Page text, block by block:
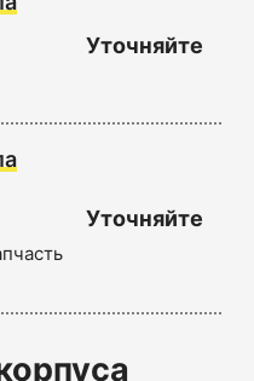
Уточняйте
Уточняйте